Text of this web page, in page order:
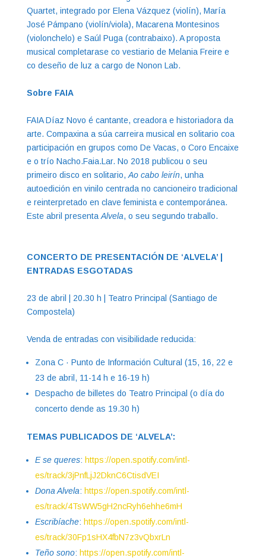
Quartet, integrado por Elena Vázquez (violín), María
José Pámpano (violín/viola), Macarena Montesinos
(violonchelo) e Saúl Puga (contrabaixo). A proposta
musical completarase co vestiario de Melania Freire e
co deseño de luz a cargo de Nonon Lab.
Sobre FAIA
FAIA Díaz Novo é cantante, creadora e historiadora da
arte. Compaxina a súa carreira musical en solitario coa
participación en grupos como De Vacas, o Coro Encaixe
e o trío Nacho.Faia.Lar. No 2018 publicou o seu
primeiro disco en solitario, Ao cabo leirín, unha
autoedición en vinilo centrada no cancioneiro tradicional
e reinterpretado en clave feminista e contemporánea.
Este abril presenta Alvela, o seu segundo traballo.
CONCERTO DE PRESENTACIÓN DE ‘ALVELA’ |
ENTRADAS ESGOTADAS
23 de abril | 20.30 h | Teatro Principal (Santiago de
Compostela)
Venda de entradas con visibilidade reducida:
Zona C · Punto de Información Cultural (15, 16, 22 e
23 de abril, 11-14 h e 16-19 h)
Despacho de billetes do Teatro Principal (o día do
concerto dende as 19.30 h)
TEMAS PUBLICADOS DE ‘ALVELA’:
E se queres: https://open.spotify.com/intl-
es/track/3jPnfLjJ2DknC6CtisdVEI
Dona Alvela: https://open.spotify.com/intl-
es/track/4TsWW5gH2ncRyh6ehhe6mH
Escribíache: https://open.spotify.com/intl-
es/track/30Fp1sHX4fbN7z3vQbxrLn
Teño sono: https://open.spotify.com/intl-